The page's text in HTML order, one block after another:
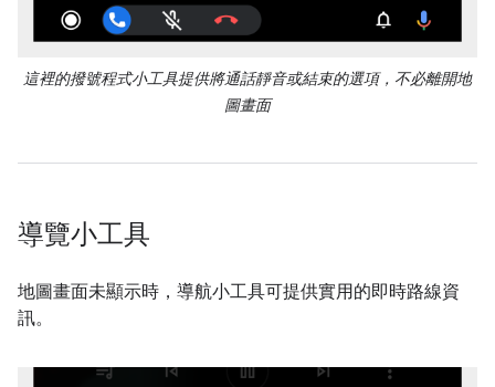
這裡的撥號程式小工具提供將通話靜音或結束的選項，不必離開地
圖畫面
導覽小工具
地圖畫面未顯示時，導航小工具可提供實用的即時路線資
訊。